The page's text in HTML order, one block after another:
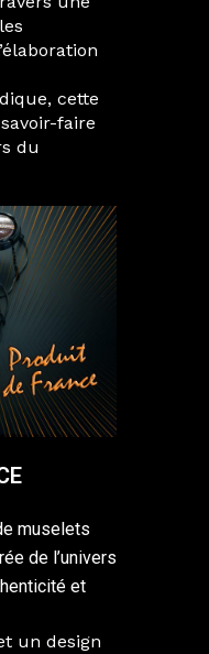
cette
faire
du
muselets
de l’univers
et
un design